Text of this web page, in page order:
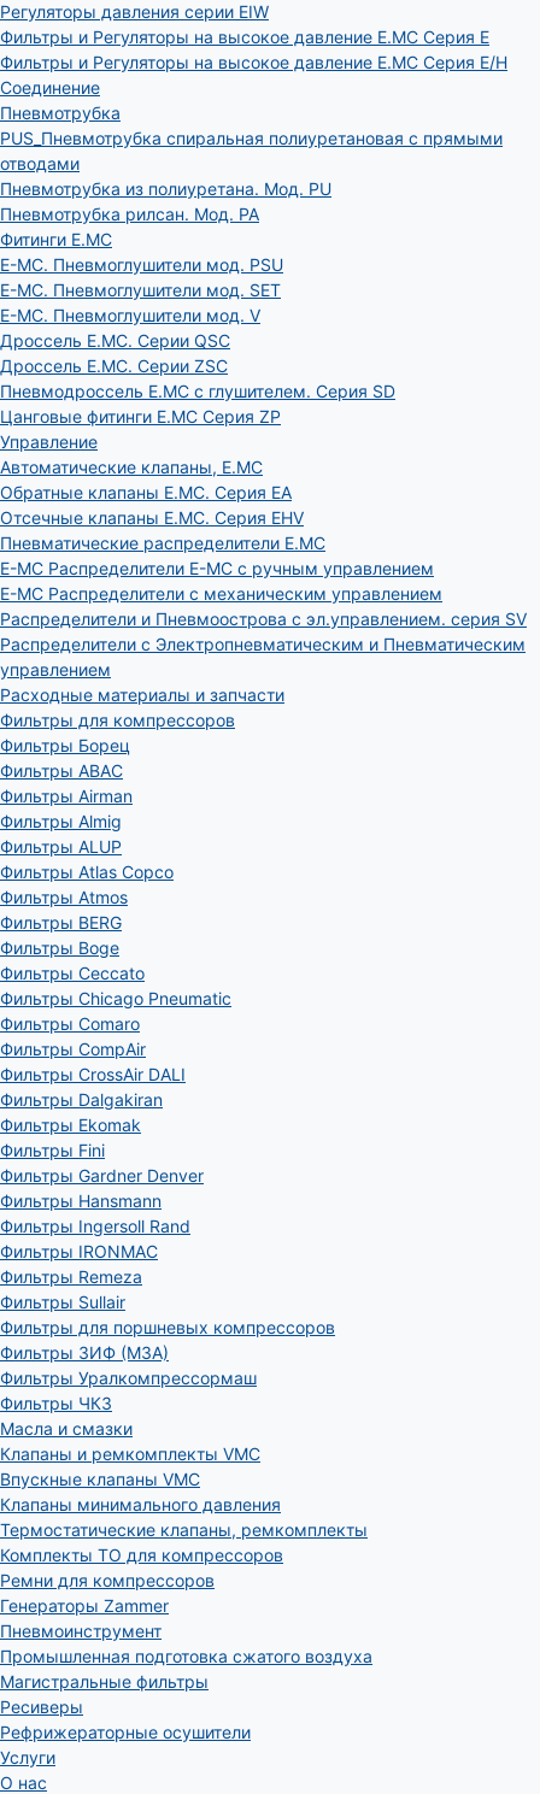
Регуляторы давления серии EIW
Фильтры и Регуляторы на высокое давление E.MC Серия E
Фильтры и Регуляторы на высокое давление E.MC Серия E/H
Соединение
Пневмотрубка
PUS_Пневмотрубка спиральная полиуретановая с прямыми
отводами
Пневмотрубка из полиуретана. Мод. РU
Пневмотрубка рилсан. Мод. PA
Фитинги E.MC
E-MC. Пневмоглушители мод. PSU
E-MC. Пневмоглушители мод. SET
E-MC. Пневмоглушители мод. V
Дроссель E.MC. Серии QSC
Дроссель E.MC. Серии ZSC
Пневмодроссель E.MC с глушителем. Серия SD
Цанговые фитинги E.MC Серия ZP
Управление
Автоматические клапаны, Е.МС
Обратные клапаны E.MC. Серия EA
Отсечные клапаны E.MC. Серия EHV
Пневматические распределители E.MC
E-MC Распределители E-MC с ручным управлением
E-MC Распределители с механическим управлением
Распределители и Пневмоострова с эл.управлением. серия SV
Распределители с Электропневматическим и Пневматическим
управлением
Расходные материалы и запчасти
Фильтры для компрессоров
Фильтры Борец
Фильтры ABAC
Фильтры Airman
Фильтры Almig
Фильтры ALUP
Фильтры Atlas Copco
Фильтры Atmos
Фильтры BERG
Фильтры Boge
Фильтры Ceccato
Фильтры Chicago Pneumatic
Фильтры Comaro
Фильтры CompAir
Фильтры CrossAir DALI
Фильтры Dalgakiran
Фильтры Ekomak
Фильтры Fini
Фильтры Gardner Denver
Фильтры Hansmann
Фильтры Ingersoll Rand
Фильтры IRONMAC
Фильтры Remeza
Фильтры Sullair
Фильтры для поршневых компрессоров
Фильтры ЗИФ (МЗА)
Фильтры Уралкомпрессормаш
Фильтры ЧКЗ
Масла и смазки
Клапаны и ремкомплекты VMC
Впускные клапаны VMC
Клапаны минимального давления
Термостатические клапаны, ремкомплекты
Комплекты ТО для компрессоров
Ремни для компрессоров
Генераторы Zammer
Пневмоинструмент
Промышленная подготовка сжатого воздуха
Магистральные фильтры
Ресиверы
Рефрижераторные осушители
Услуги
О нас